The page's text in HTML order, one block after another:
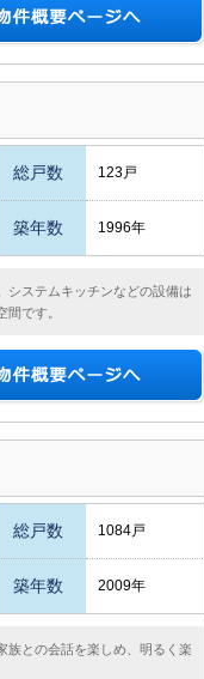
総戸数 123戸
築年数 1996年
システムキッチンなどの設備は
です。
総戸数 1084戸
築年数 2009年
族との会話を楽しめ、明るく楽